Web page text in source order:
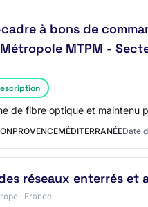
à bons de
MTPM -
de fibre optique et maintenu
Date
réseaux enterrés et
· France